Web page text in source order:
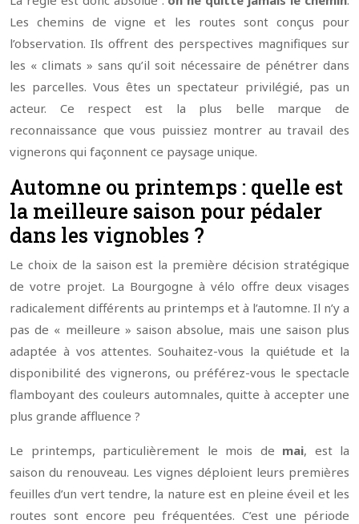
Les chemins de vigne et les routes sont conçus pour
l’observation. Ils offrent des perspectives magnifiques sur
les « climats » sans qu’il soit nécessaire de pénétrer dans
les parcelles. Vous êtes un spectateur privilégié, pas un
acteur. Ce respect est la plus belle marque de
reconnaissance que vous puissiez montrer au travail des
vignerons qui façonnent ce paysage unique.
Automne ou printemps : quelle est
la meilleure saison pour pédaler
dans les vignobles ?
Le choix de la saison est la première décision stratégique
de votre projet. La Bourgogne à vélo offre deux visages
radicalement différents au printemps et à l’automne. Il n’y a
pas de « meilleure » saison absolue, mais une saison plus
adaptée à vos attentes. Souhaitez-vous la quiétude et la
disponibilité des vignerons, ou préférez-vous le spectacle
flamboyant des couleurs automnales, quitte à accepter une
plus grande affluence ?
Le printemps, particulièrement le mois de mai, est la
saison du renouveau. Les vignes déploient leurs premières
feuilles d’un vert tendre, la nature est en pleine éveil et les
routes sont encore peu fréquentées. C’est une période